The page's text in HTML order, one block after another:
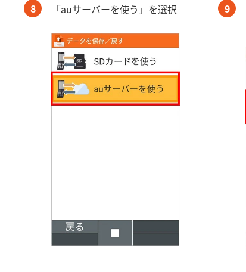
8 「auサーバーを使う」を選択 9